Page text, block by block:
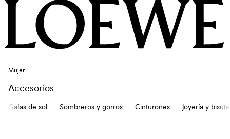
Mujer
Accesorios
Gafas de sol Sombreros y gorros Cinturones Joyería y